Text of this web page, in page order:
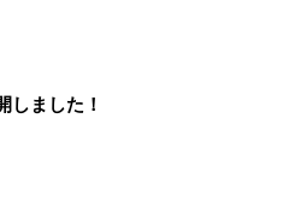
しました！